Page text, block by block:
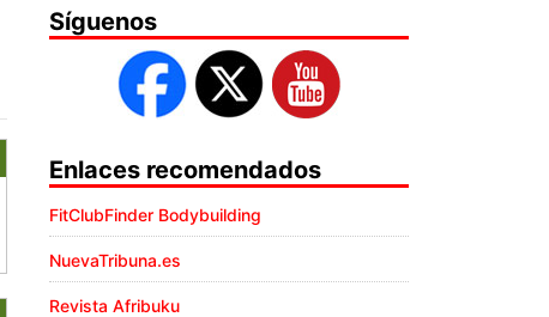
Síguenos
Enlaces recomendados
FitClubFinder Bodybuilding
NuevaTribuna.es
Revista Afribuku